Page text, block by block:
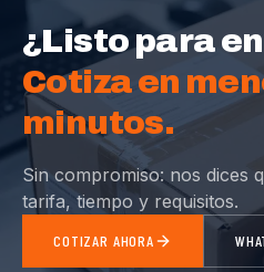
¿Listo para
Cotiza en
minutos.
Sin compromiso: nos dices
tarifa, tiempo y requisitos.
COTIZAR AHORA